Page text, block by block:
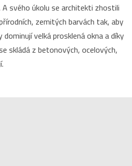
svého úkolu se architekti zhostili
zemitých barvách tak, aby
velká prosklená okna a díky
skládá z betonových, ocelových,